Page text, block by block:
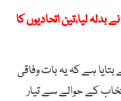
بدلہ لیا،تین اتحادیوں کا
بتایا ہے کہ یہ بات وفاقی
کے حوالے سے تیار